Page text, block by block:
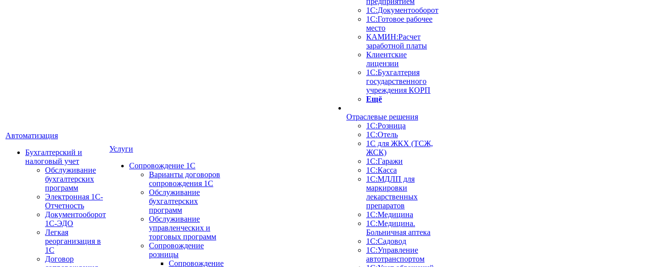
Автоматизация
Бухгалтерский и
налоговый учет
Обслуживание
бухгалтерских
программ
Электронная 1С-
Отчетность
Документооборот
1С-ЭДО
Легкая
реорганизация в
1С
Договор
Услуги
Сопровождение 1С
Варианты договоров
сопровождения 1С
Обслуживание
бухгалтерских
программ
Обслуживание
управленческих и
торговых программ
Сопровождение
розницы
Сопровождение
1С:Документооборот
1C:Готовое рабочее
место
КАМИН:Расчет
заработной платы
Клиентские
лицензии
1С:Бухгалтерия
государственного
учреждения КОРП
Ещё
Отраслевые решения
1С:Розница
1С:Отель
1С для ЖКХ (ТСЖ,
ЖСК)
1С:Гаражи
1С:Касса
1С:МДЛП для
маркировки
лекарственных
препаратов
1С:Медицина
1С:Медицина.
Больничная аптека
1С:Садовод
1С:Управление
автотранспортом